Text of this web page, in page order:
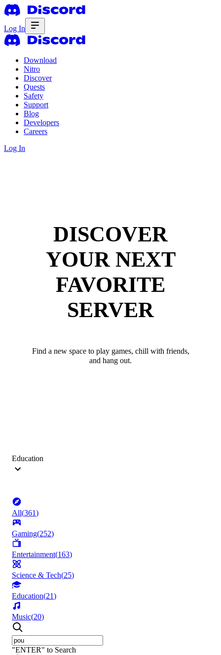
Log In
Download
Nitro
Discover
Quests
Safety
Support
Blog
Developers
Careers
Log In
DISCOVER
YOUR NEXT
FAVORITE
SERVER
Find a new space to play games, chill with friends,
and hang out.
Education
All(361)
Gaming(252)
Entertainment(163)
Science & Tech(25)
Education(21)
Music(20)
"ENTER" to Search